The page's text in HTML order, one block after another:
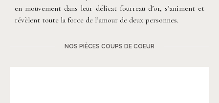
en mouvement dans leur délicat fourreau d’or, s’animent et
révèlent toute la force de l’amour de deux personnes.
NOS PIÈCES COUPS DE COEUR